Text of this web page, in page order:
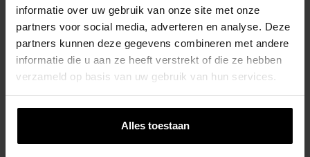
informatie over uw gebruik van onze site met onze
partners voor social media, adverteren en analyse. Deze
partners kunnen deze gegevens combineren met andere
informatie die u aan ze heeft verstrekt of die ze hebben
verzameld op basis van uw gebruik van hun services.
Alles toestaan